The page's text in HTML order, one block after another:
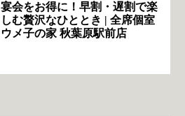
宴会をお得に！早割・遅割で楽
しむ贅沢なひととき | 全席個室
ウメ子の家 秋葉原駅前店